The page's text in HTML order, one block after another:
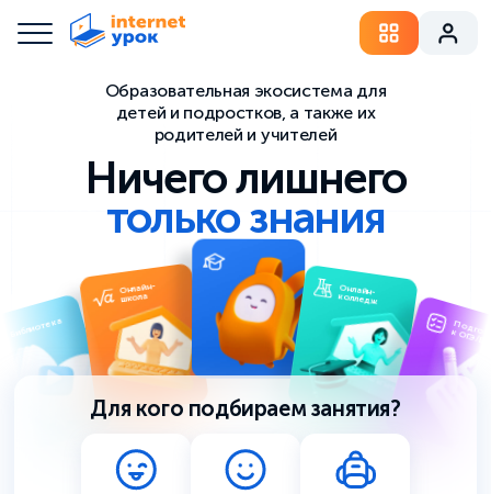
Образовательная экосистема для
детей и подростков, а также их
родителей и учителей
Ничего лишнего
только знания
Онлайн-
школа
Онлайн-
колледж
Подготовка
к ОГЭ/ЕГЭ
Для кого подбираем занятия?